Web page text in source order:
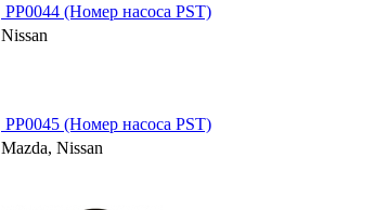
PP0044 (Номер насоса PST)
Nissan
PP0045 (Номер насоса PST)
Mazda, Nissan